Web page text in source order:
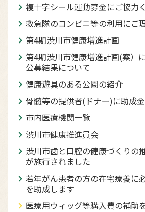
複十字シール運動募金にご協力
救急隊のコンビニ等の利用にご
第4期渋川市健康増進計画
第4期渋川市健康増進計画(案）
公募結果について
健康遊具のある公園の紹介
骨髄等の提供者(ドナー)に助成
市内医療機関一覧
渋川市健康推進員会
渋川市歯と口腔の健康づくりの
が施行されました
若年がん患者の方の在宅療養に
を助成します
医療用ウィッグ等購入費の補助